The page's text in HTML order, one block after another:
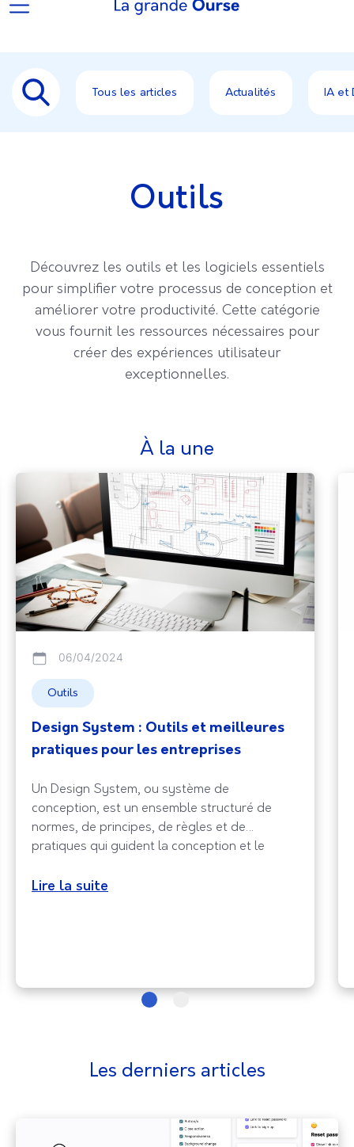
Tous les articles Actualités IA et
Outils
Découvrez les outils et les logiciels essentiels
pour simplifier votre processus de conception et
améliorer votre productivité. Cette catégorie
vous fournit les ressources nécessaires pour
créer des expériences utilisateur
exceptionnelles.
à la une
06/04/2024
Outils
Design System : Outils et meilleures
pratiques pour les entreprises
Un Design System, ou système de
conception, est un ensemble structuré de
normes, de principes, de règles et de
pratiques qui guident la conception et le
sert de référence commune pour les équipes
Lire la suite
Les derniers articles